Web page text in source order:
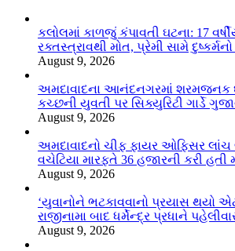
કલોલમાં કાળજું કંપાવતી ઘટના: 17
રક્તસ્ત્રાવથી મોત, પ્રેમી સામે
August 9, 2026
અમદાવાદના આનંદનગરમાં શરમજનક
કચ્છની યુવતી પર સિક્યુરિટી ગાર્ડે
August 9, 2026
અમદાવાદનો ચીફ ફાયર ઓફિસર લાંચ
વચેટિયા મારફતે 36 હજારની કરી હતી
August 9, 2026
‘યુવાનોને ભટકાવવાનો પ્રયાસ થયો
રાજીનામા બાદ ધર્મેન્દ્ર પ્રધાને
August 9, 2026